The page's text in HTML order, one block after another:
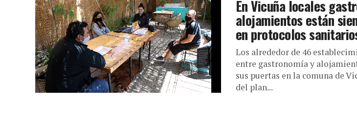
En Vicuña locales
alojamientos están
en protocolos
Los alrededor de 46
entre gastronomía y
sus puertas en la comuna de
del plan...